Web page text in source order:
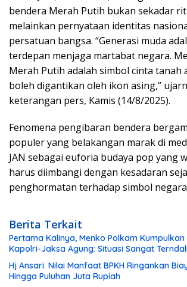
bendera Merah Putih bukan sekadar
melainkan pernyataan identitas
persatuan bangsa. “Generasi muda
terdepan menjaga martabat negara.
Merah Putih adalah simbol cinta tanah
boleh digantikan oleh ikon asing,”
keterangan pers, Kamis (14/8/2025).
Fenomena pengibaran bendera
populer yang belakangan marak di
JAN sebagai euforia budaya pop yang
harus diimbangi dengan kesadaran
penghormatan terhadap simbol
Berita Terkait
Pertama Kalinya, Menko Polkam Kumpulkan
Kapolri-Jaksa Agung: Situasi Sangat
Hj Ansari: Nilai Manfaat BPKH Ringankan
Hingga Puluhan Juta Rupiah